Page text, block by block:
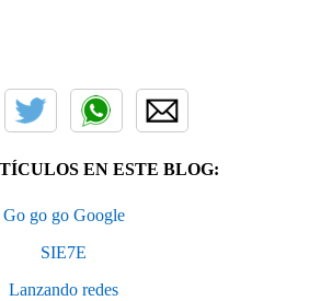
EN ESTE BLOG:
Go go go Google
SIE7E
Lanzando redes